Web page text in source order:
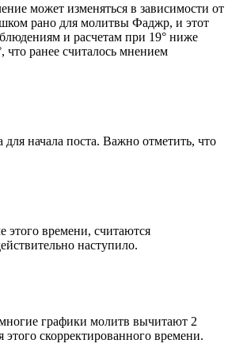
может изменяться в зависимости от
рано для молитвы Фаджр, и этот
и расчетам при 19° ниже
ранее считалось мнением
начала поста. Важно отметить, что
этого времени, считаются
наступило.
графики молитв вычитают 2
скорректированного времени.